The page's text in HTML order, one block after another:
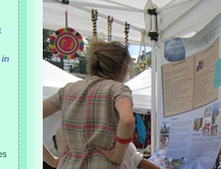
in